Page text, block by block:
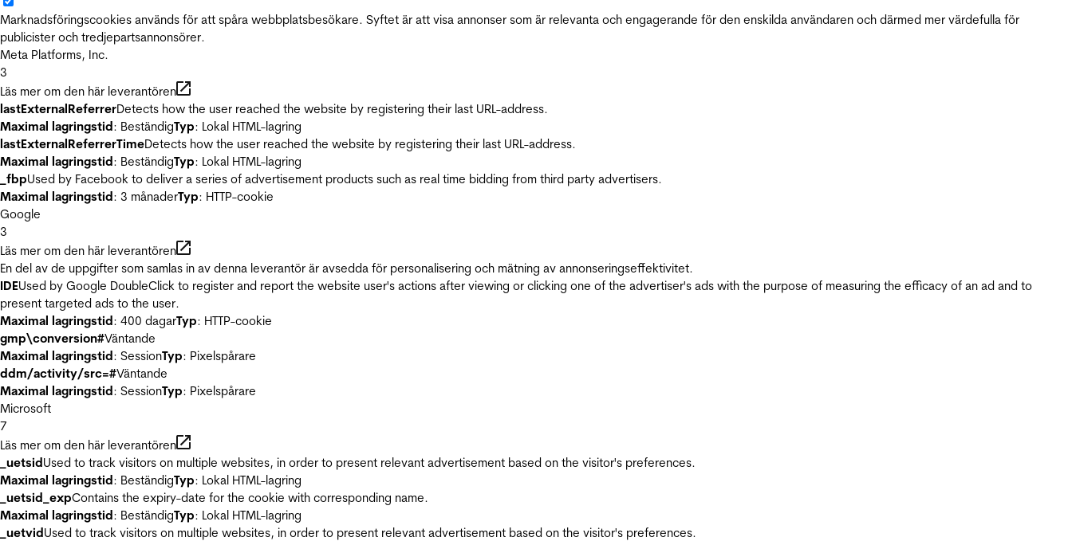
Marknadsföringscookies används för att spåra webbplatsbesökare. Syftet är att visa annonser som är relevanta och engagerande för den enskilda användaren och därmed mer värdefulla för
publicister och tredjepartsannonsörer.
Meta Platforms, Inc.
3
Läs mer om den här leverantören
lastExternalReferrerDetects how the user reached the website by registering their last URL-address.
Maximal lagringstid: BeständigTyp: Lokal HTML-lagring
lastExternalReferrerTimeDetects how the user reached the website by registering their last URL-address.
Maximal lagringstid: BeständigTyp: Lokal HTML-lagring
_fbpUsed by Facebook to deliver a series of advertisement products such as real time bidding from third party advertisers.
Maximal lagringstid: 3 månaderTyp: HTTP-cookie
Google
3
Läs mer om den här leverantören
En del av de uppgifter som samlas in av denna leverantör är avsedda för personalisering och mätning av annonseringseffektivitet.
IDEUsed by Google DoubleClick to register and report the website user's actions after viewing or clicking one of the advertiser's ads with the purpose of measuring the efficacy of an ad and to
present targeted ads to the user.
Maximal lagringstid: 400 dagarTyp: HTTP-cookie
gmp\conversion#Väntande
Maximal lagringstid: SessionTyp: Pixelspårare
ddm/activity/src=#Väntande
Maximal lagringstid: SessionTyp: Pixelspårare
Microsoft
7
Läs mer om den här leverantören
_uetsidUsed to track visitors on multiple websites, in order to present relevant advertisement based on the visitor's preferences.
Maximal lagringstid: BeständigTyp: Lokal HTML-lagring
_uetsid_expContains the expiry-date for the cookie with corresponding name.
Maximal lagringstid: BeständigTyp: Lokal HTML-lagring
_uetvidUsed to track visitors on multiple websites, in order to present relevant advertisement based on the visitor's preferences.